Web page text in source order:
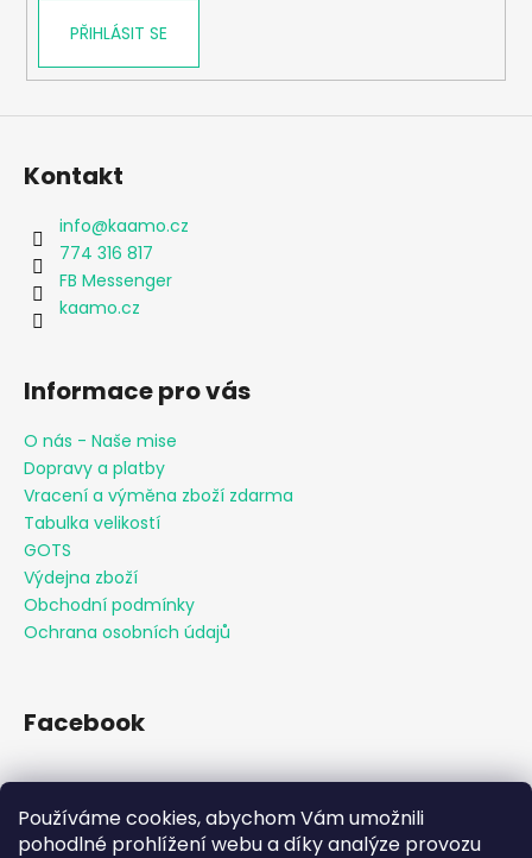
Používáme cookies, abychom Vám umožnili
pohodlné prohlížení webu a díky analýze provozu
PŘIHLÁSIT SE
Kontakt
info@kaamo.cz
774 316 817
FB Messenger
kaamo.cz
Informace pro vás
O nás - Naše mise
Dopravy a platby
Vracení a výměna zboží zdarma
Tabulka velikostí
GOTS
Výdejna zboží
Obchodní podmínky
Ochrana osobních údajů
Facebook
Přijímáme online platby